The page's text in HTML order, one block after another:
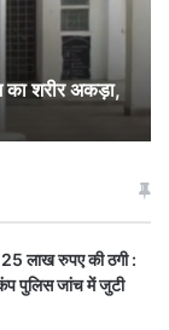
का शरीर अकड़ा,
लाख रुपए की ठगी :
पुलिस जांच में जुटी